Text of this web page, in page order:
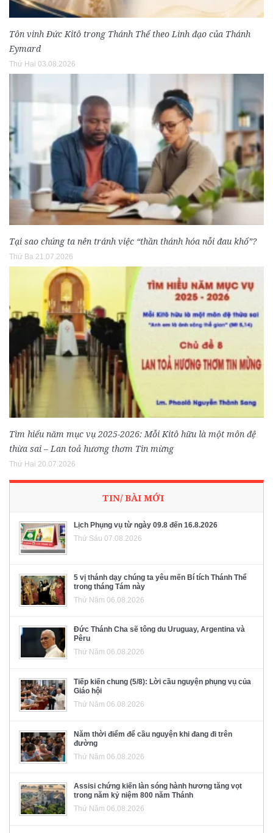
Tôn vinh Đức Kitô trong Thánh Thể theo Linh đạo của Thánh
Eymard
Thứ Hai 03.08.2026
Tại sao chúng ta nên tránh việc “thần thánh hóa nỗi đau khổ”?
Thứ Ba 21.07.2026
Tìm hiểu năm mục vụ 2025-2026: Mỗi Kitô hữu là một môn đệ
thừa sai – Lan toả hương thơm Tin mừng
Thứ Hai 20.07.2026
TIN/ BÀI MỚI
Lịch Phụng vụ từ ngày 09.8 đến 16.8.2026
Thứ Sáu 07.08.2026
5 vị thánh dạy chúng ta yêu mến Bí tích Thánh Thể
trong tháng Tám này
Thứ Năm 06.08.2026
Đức Thánh Cha sẽ tông du Uruguay, Argentina và
Pêru
Thứ Năm 06.08.2026
Tiếp kiến chung (5/8): Lời cầu nguyện phụng vụ của
Giáo hội
Thứ Năm 06.08.2026
Năm thời điểm để cầu nguyện khi đang đi trên
đường
Thứ Năm 06.08.2026
Assisi chứng kiến làn sóng hành hương tăng vọt
trong năm kỷ niệm 800 năm Thánh
Thứ Năm 06.08.2026